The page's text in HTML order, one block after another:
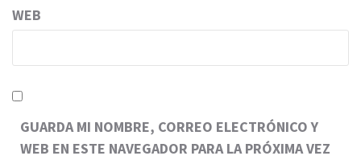
WEB
GUARDA MI NOMBRE, CORREO ELECTRÓNICO Y
WEB EN ESTE NAVEGADOR PARA LA PRÓXIMA VEZ